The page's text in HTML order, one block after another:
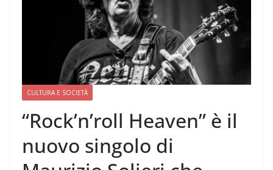
CULTURA E SOCIETÀ
“Rock’n’roll Heaven” è il
nuovo singolo di